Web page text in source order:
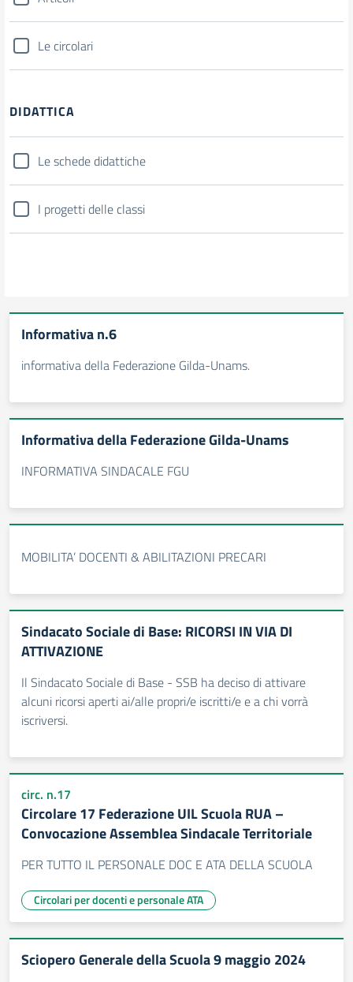
Le circolari
DIDATTICA
Le schede didattiche
I progetti delle classi
Informativa n.6
informativa della Federazione Gilda-Unams.
Informativa della Federazione Gilda-Unams
INFORMATIVA SINDACALE FGU
MOBILITA’ DOCENTI & ABILITAZIONI PRECARI
Sindacato Sociale di Base: RICORSI IN VIA DI
ATTIVAZIONE
Il Sindacato Sociale di Base - SSB ha deciso di attivare
alcuni ricorsi aperti ai/alle propri/e iscritti/e e a chi vorrà
iscriversi.
circ. n.17
Circolare 17 Federazione UIL Scuola RUA –
Convocazione Assemblea Sindacale Territoriale
PER TUTTO IL PERSONALE DOC E ATA DELLA SCUOLA
Circolari per docenti e personale ATA
Sciopero Generale della Scuola 9 maggio 2024